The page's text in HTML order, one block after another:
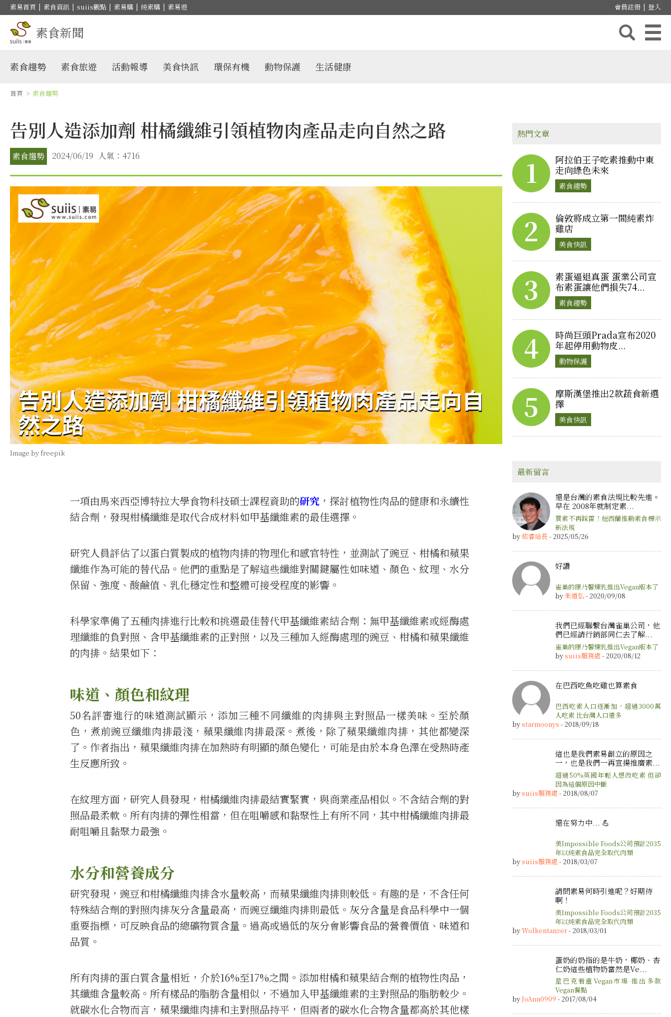
素易首頁 | 素食資訊 | suiis觀點 | 素易購 | 純素購 | 素易遊 會員註冊 | 登入
素食新聞
素食趨勢 素食旅遊 活動報導 美食快訊 環保有機 動物保護 生活健康
首頁 > 素食趨勢
告別人造添加劑 柑橘纖維引領植物肉產品走向自然之路
素食趨勢 2024/06/19 人氣：4716
Image by freepik
一項由馬來西亞博特拉大學食物科技碩士課程資助的研究 ，探討植物性肉品的健康和永續性
結合劑，發現柑橘纖維是取代合成材料如甲基纖維素的最佳選擇。
研究人員評估了以蛋白質製成的植物肉排的物理化和感官特性，並測試了豌豆、柑橘和蘋果
纖維作為可能的替代品。他們的重點是了解這些纖維對關鍵屬性如味道、顏色、紋理、水分
保留、強度、酸鹼值、乳化穩定性和整體可接受程度的影響。
科學家準備了五種肉排進行比較和挑選最佳替代甲基纖維素結合劑：無甲基纖維素或經酶處
理纖維的負對照、含甲基纖維素的正對照，以及三種加入經酶處理的豌豆、柑橘和蘋果纖維
的肉排。結果如下：
味道、顏色和紋理
50名評審進行的味道測試顯示，添加三種不同纖維的肉排與主對照品一樣美味。至於顏
色，煮前豌豆纖維肉排最淺，蘋果纖維肉排最深。煮後，除了蘋果纖維肉排，其他都變深
了。作者指出，蘋果纖維肉排在加熱時有明顯的顏色變化，可能是由於本身色澤在受熱時產
生反應所致。
在紋理方面，研究人員發現，柑橘纖維肉排最結實緊實，與商業產品相似。不含結合劑的對
照品最柔軟。所有肉排的彈性相當，但在咀嚼感和黏聚性上有所不同，其中柑橘纖維肉排最
耐咀嚼且黏聚力最強。
水分和營養成分
研究發現，豌豆和柑橘纖維肉排含水量較高，而蘋果纖維肉排則較低。有趣的是，不含任何
特殊結合劑的對照肉排灰分含量最高，而豌豆纖維肉排則最低。灰分含量是食品科學中一個
重要指標，可反映食品的總礦物質含量。過高或過低的灰分會影響食品的營養價值、味道和
品質。
所有肉排的蛋白質含量相近，介於16%至17%之間。添加柑橘和蘋果結合劑的植物性肉品，
其纖維含量較高。所有樣品的脂肪含量相似，不過加入甲基纖維素的主對照品的脂肪較少。
就碳水化合物而言，蘋果纖維肉排和主對照品持平，但兩者的碳水化合物含量都高於其他樣
熱門文章
1
阿拉伯王子吃素推動中東
走向綠色未來
素食趨勢
2
倫敦將成立第一間純素炸
雞店
美食快訊
3
素蛋逼退真蛋 蛋業公司宣
布素蛋讓他們損失74...
素食趨勢
4
時尚巨頭Prada宣布2020
年起停用動物皮...
動物保護
5
摩斯漢堡推出2款蔬食新選
擇
美食快訊
最新留言
還是台灣的素食法規比較先進。
早在 2008年就制定素...
買素不再踩雷！紐西蘭推動素食標示
新法規
by 紘睿站長- 2025/05/26
好讚
雀巢的康乃馨煉乳推出Vegan版本了
by朱道弘- 2020/09/08
我們已經聯繫台灣雀巢公司，他
們已經請行銷部同仁去了解...
雀巢的康乃馨煉乳推出Vegan版本了
by suiis服務處 - 2020/08/12
在巴西吃魚吃雞也算素食
巴西吃素人口逐漸加，超過3000萬
人吃素 比台灣人口還多
bystarmoonys - 2018/09/18
這也是我們素易創立的原因之
一，也是我們一再宣揚推廣素...
超過50%英國年輕人想改吃素 但卻
因為這個原因中斷
by suiis服務處 - 2018/08/07
還在努力中... 💪
美Impossible Foods公司預計2035
年以純素食品完全取代肉類
bysuiis服務處 - 2018/03/07
請問素易何時引進呢？好期待
啊！
美Impossible Foods公司預計2035
年以純素食品完全取代肉類
byWolkentanzer- 2018/03/01
蛋奶的奶指的是牛奶，椰奶、杏
仁奶這些植物奶當然是Ve...
星巴克看重Vegan市場 推出多款
Vegan餐點
byJoAnn0909 - 2017/08/04